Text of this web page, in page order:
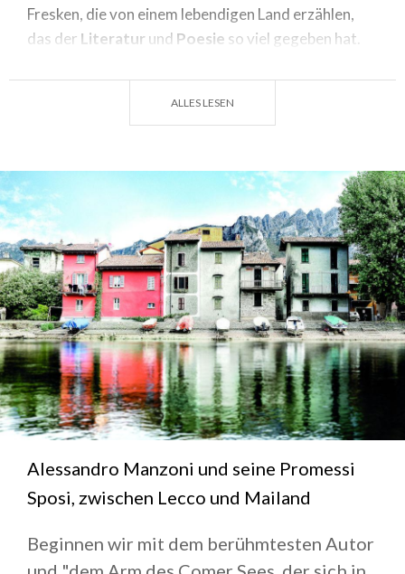
Fresken, die von einem lebendigen Land erzählen,
das der Literatur und Poesie so viel gegeben hat.
ALLES LESEN
Alessandro Manzoni und seine Promessi
Sposi, zwischen Lecco und Mailand
Beginnen wir mit dem berühmtesten Autor